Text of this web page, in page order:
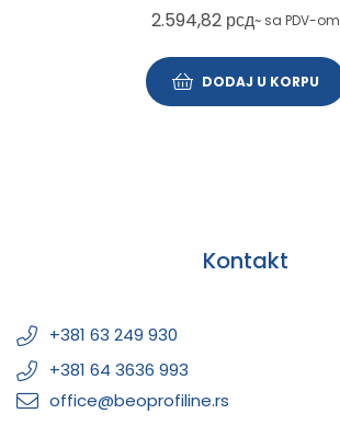
2.594,82 рсд~ sa PDV-om
DODAJ U KORPU
Kontakt
+381 63 249 930
+381 64 3636 993
office@beoprofiline.rs